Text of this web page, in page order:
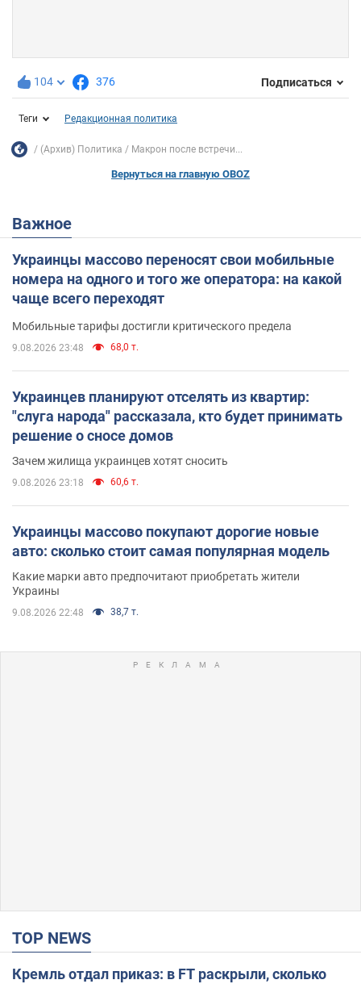
104 376 Подписаться
Теги Редакционная политика
(Архив) Политика Макрон после встречи...
Вернуться на главную OBOZ
Важное
Украинцы массово переносят свои мобильные
номера на одного и того же оператора: на какой
чаще всего переходят
Мобильные тарифы достигли критического предела
9.08.2026 23:48 68,0 т.
Украинцев планируют отселять из квартир:
"слуга народа" рассказала, кто будет принимать
решение о сносе домов
Зачем жилища украинцев хотят сносить
9.08.2026 23:18 60,6 т.
Украинцы массово покупают дорогие новые
авто: сколько стоит самая популярная модель
Какие марки авто предпочитают приобретать жители
Украины
9.08.2026 22:48 38,7 т.
TOP NEWS
Кремль отдал приказ: в FT раскрыли, сколько